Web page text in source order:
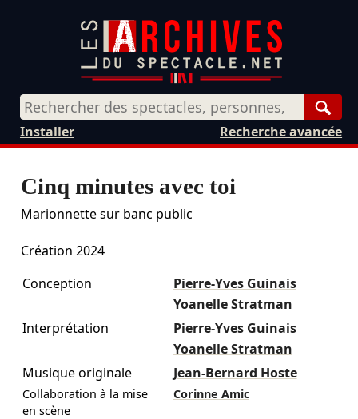
Recherche avancée
Installer
Cinq minutes avec toi
Marionnette sur banc public
Création 2024
Conception
Pierre-Yves Guinais
Yoanelle Stratman
Interprétation
Pierre-Yves Guinais
Yoanelle Stratman
Musique originale
Jean-Bernard Hoste
Collaboration à la mise
en scène
Corinne Amic